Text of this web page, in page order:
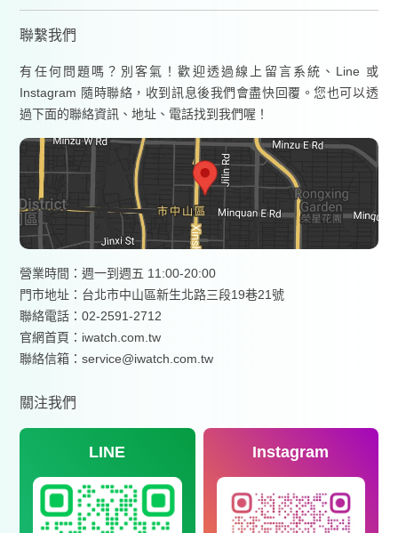
聯繫我們
有任何問題嗎？別客氣！歡迎透過線上留言系統、Line 或
Instagram 隨時聯絡，收到訊息後我們會盡快回覆。您也可以透
過下面的聯絡資訊、地址、電話找到我們喔！
營業時間：週一到週五 11:00-20:00
門市地址：台北市中山區新生北路三段19巷21號
聯絡電話：02-2591-2712
官網首頁： iwatch.com.tw
聯絡信箱：service@iwatch.com.tw
關注我們
LINE Instagram